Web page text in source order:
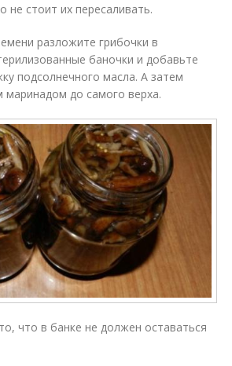
не стоит их пересаливать.
разложите грибочки в
баночки и добавьте
подсолнечного масла. А затем
маринадом до самого верха.
что в банке не должен оставаться